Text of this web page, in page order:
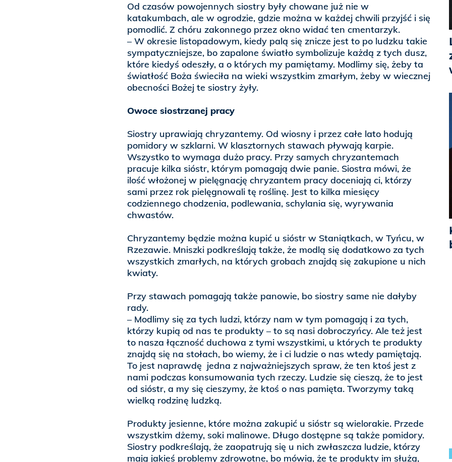
Od czasów powojennych siostry były chowane już nie w
katakumbach, ale w ogrodzie, gdzie można w każdej chwili przyjść i się
pomodlić. Z chóru zakonnego przez okno widać ten cmentarzyk.
– W okresie listopadowym, kiedy palą się znicze jest to po ludzku takie
sympatyczniejsze, bo zapalone światło symbolizuje każdą z tych dusz,
które kiedyś odeszły, a o których my pamiętamy. Modlimy się, żeby ta
światłość Boża świeciła na wieki wszystkim zmarłym, żeby w wiecznej
obecności Bożej te siostry żyły.
Owoce siostrzanej pracy
Siostry uprawiają chryzantemy. Od wiosny i przez całe lato hodują
pomidory w szklarni. W klasztornych stawach pływają karpie.
Wszystko to wymaga dużo pracy. Przy samych chryzantemach
pracuje kilka sióstr, którym pomagają dwie panie. Siostra mówi, że
ilość włożonej w pielęgnację chryzantem pracy doceniają ci, którzy
sami przez rok pielęgnowali tę roślinę. Jest to kilka miesięcy
codziennego chodzenia, podlewania, schylania się, wyrywania
chwastów.
Chryzantemy będzie można kupić u sióstr w Staniątkach, w Tyńcu, w
Rzezawie. Mniszki podkreślają także, że modlą się dodatkowo za tych
wszystkich zmarłych, na których grobach znajdą się zakupione u nich
kwiaty.
Przy stawach pomagają także panowie, bo siostry same nie dałyby
rady.
– Modlimy się za tych ludzi, którzy nam w tym pomagają i za tych,
którzy kupią od nas te produkty – to są nasi dobroczyńcy. Ale też jest
to nasza łączność duchowa z tymi wszystkimi, u których te produkty
znajdą się na stołach, bo wiemy, że i ci ludzie o nas wtedy pamiętają.
To jest naprawdę jedna z najważniejszych spraw, że ten ktoś jest z
nami podczas konsumowania tych rzeczy. Ludzie się cieszą, że to jest
od sióstr, a my się cieszymy, że ktoś o nas pamięta. Tworzymy taką
wielką rodzinę ludzką.
Produkty jesienne, które można zakupić u sióstr są wielorakie. Przede
wszystkim dżemy, soki malinowe. Długo dostępne są także pomidory.
Siostry podkreślają, że zaopatrują się u nich zwłaszcza ludzie, którzy
mają jakieś problemy zdrowotne, bo mówią, że te produkty im służą,